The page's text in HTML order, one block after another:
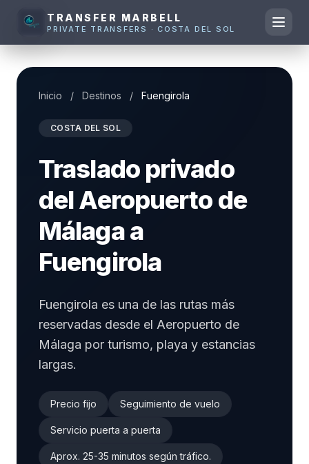
TRANSFER MARBELL
PRIVATE TRANSFERS · COSTA DEL SOL
Inicio / Destinos / Fuengirola
COSTA DEL SOL
Traslado privado
del Aeropuerto de
Málaga a
Fuengirola
Fuengirola es una de las rutas más
reservadas desde el Aeropuerto de
Málaga por turismo, playa y estancias
largas.
Precio fijo Seguimiento de vuelo
Servicio puerta a puerta
Aprox. 25-35 minutos según tráfico.